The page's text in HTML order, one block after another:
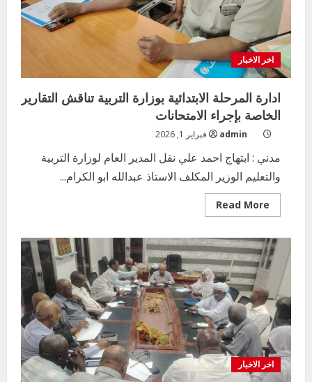
اخر الاخبار
ادارة المرحلة الابتدائية بوزارة التربية تناقش التقارير
الخاصة بإجراء الامتحانات
admin فبراير 1, 2026
مدني : ابتهاج احمد علي نقل المدير العام لوزارة التربية
والتعليم الوزير المكلف الاستاذ عبدالله ابو الكرام...
Read More
more
المرحلة
الابتدائية
بوزارة
التربية
تناقش
التقارير
الخاصة
بإجراء
الامتحانات
اخر الاخبار